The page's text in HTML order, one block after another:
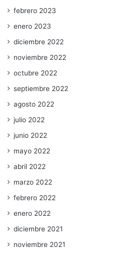
febrero 2023
enero 2023
diciembre 2022
noviembre 2022
octubre 2022
septiembre 2022
agosto 2022
julio 2022
junio 2022
mayo 2022
abril 2022
marzo 2022
febrero 2022
enero 2022
diciembre 2021
noviembre 2021